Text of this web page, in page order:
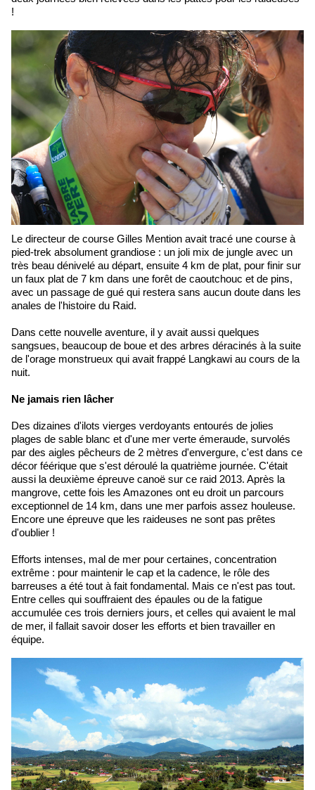
!
Le directeur de course Gilles Mention avait tracé une course à
pied-trek absolument grandiose : un joli mix de jungle avec un
très beau dénivelé au départ, ensuite 4 km de plat, pour finir sur
un faux plat de 7 km dans une forêt de caoutchouc et de pins,
avec un passage de gué qui restera sans aucun doute dans les
anales de l'histoire du Raid.
Dans cette nouvelle aventure, il y avait aussi quelques
sangsues, beaucoup de boue et des arbres déracinés à la suite
de l'orage monstrueux qui avait frappé Langkawi au cours de la
nuit.
Ne jamais rien lâcher
Des dizaines d'ilots vierges verdoyants entourés de jolies
plages de sable blanc et d'une mer verte émeraude, survolés
par des aigles pêcheurs de 2 mètres d'envergure, c'est dans ce
décor féérique que s'est déroulé la quatrième journée. C'était
aussi la deuxième épreuve canoë sur ce raid 2013. Après la
mangrove, cette fois les Amazones ont eu droit un parcours
exceptionnel de 14 km, dans une mer parfois assez houleuse.
Encore une épreuve que les raideuses ne sont pas prêtes
d'oublier !
Efforts intenses, mal de mer pour certaines, concentration
extrême : pour maintenir le cap et la cadence, le rôle des
barreuses a été tout à fait fondamental. Mais ce n'est pas tout.
Entre celles qui souffraient des épaules ou de la fatigue
accumulée ces trois derniers jours, et celles qui avaient le mal
de mer, il fallait savoir doser les efforts et bien travailler en
équipe.